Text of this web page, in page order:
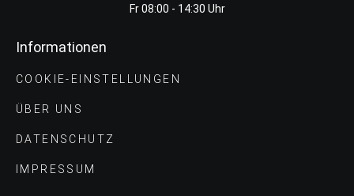
Fr 08:00 - 14:30 Uhr
Informationen
COOKIE-EINSTELLUNGEN
ÜBER UNS
DATENSCHUTZ
IMPRESSUM